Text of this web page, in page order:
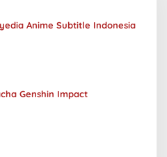
Anime Subtitle Indonesia
Genshin Impact